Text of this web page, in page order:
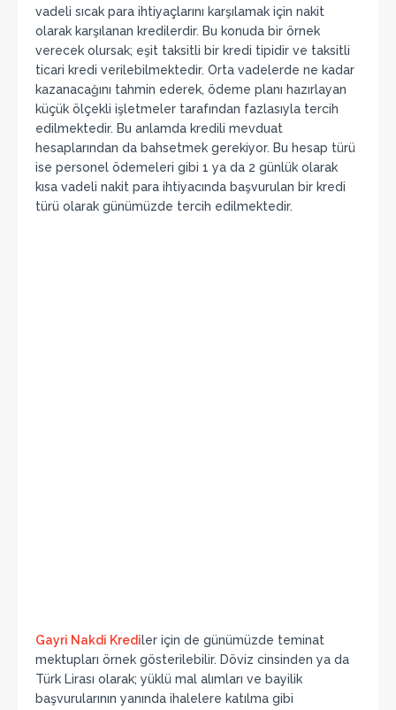
vadeli sıcak para ihtiyaçlarını karşılamak için nakit
olarak karşılanan kredilerdir. Bu konuda bir örnek
verecek olursak; eşit taksitli bir kredi tipidir ve taksitli
ticari kredi verilebilmektedir. Orta vadelerde ne kadar
kazanacağını tahmin ederek, ödeme planı hazırlayan
küçük ölçekli işletmeler tarafından fazlasıyla tercih
edilmektedir. Bu anlamda kredili mevduat
hesaplarından da bahsetmek gerekiyor. Bu hesap türü
ise personel ödemeleri gibi 1 ya da 2 günlük olarak
kısa vadeli nakit para ihtiyacında başvurulan bir kredi
türü olarak günümüzde tercih edilmektedir.
Gayri Nakdi Krediler için de günümüzde teminat
mektupları örnek gösterilebilir. Döviz cinsinden ya da
Türk Lirası olarak; yüklü mal alımları ve bayilik
başvurularının yanında ihalelere katılma gibi